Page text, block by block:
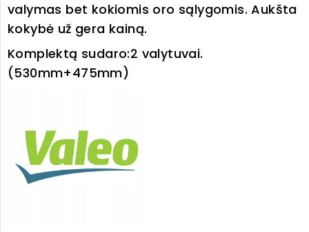
valymas bet kokiomis oro sąlygomis. Aukšta
kokybė už gera kainą.
Komplektą sudaro:2 valytuvai.
(530mm+475mm)